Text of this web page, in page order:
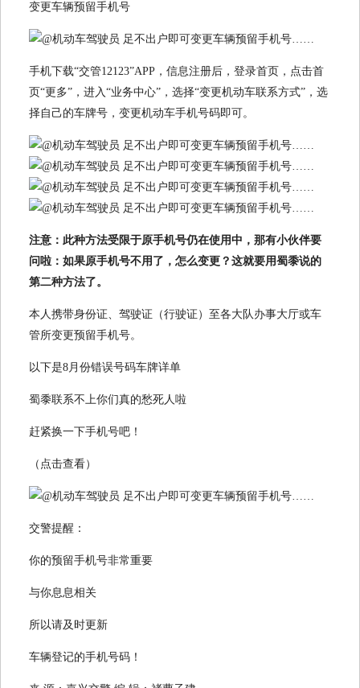
变更车辆预留手机号
手机下载“交管12123”APP，信息注册后，登录首页，点击首
页“更多”，进入“业务中心”，选择“变更机动车联系方式”，选
择自己的车牌号，变更机动车手机号码即可。
注意：此种方法受限于原手机号仍在使用中，那有小伙伴要
问啦：如果原手机号不用了，怎么变更？这就要用蜀黍说的
第二种方法了。
本人携带身份证、驾驶证（行驶证）至各大队办事大厅或车
管所变更预留手机号。
以下是8月份错误号码车牌详单
蜀黍联系不上你们真的愁死人啦
赶紧换一下手机号吧！
（点击查看）
交警提醒：
你的预留手机号非常重要
与你息息相关
所以请及时更新
车辆登记的手机号码！